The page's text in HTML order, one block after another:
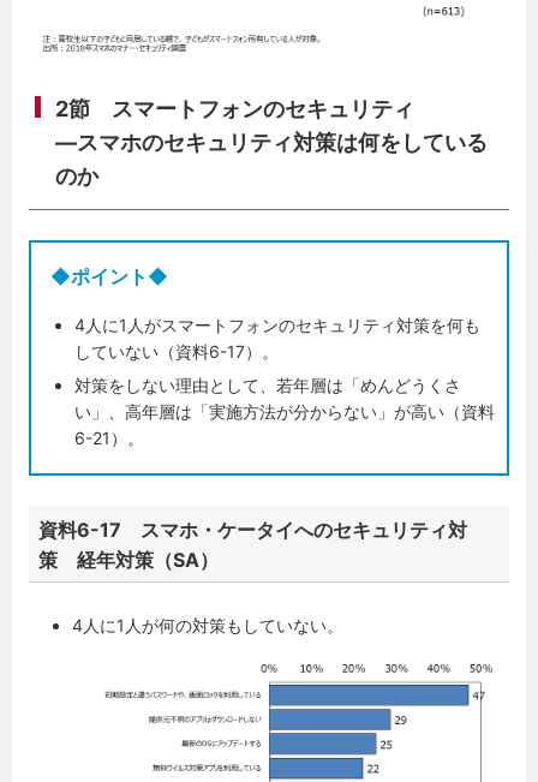
2節 スマートフォンのセキュリティ
—スマホのセキュリティ対策は何をしている
のか
◆ポイント◆
4人に1人がスマートフォンのセキュリティ対策を何も
していない（資料6-17）。
対策をしない理由として、若年層は「めんどうくさ
い」、高年層は「実施方法が分からない」が高い（資料
6-21）。
資料6-17 スマホ・ケータイへのセキュリティ対
策 経年対策（SA）
4人に1人が何の対策もしていない。